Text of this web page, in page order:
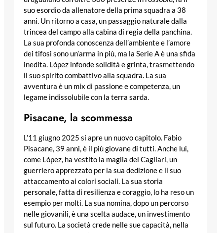
suo esordio da allenatore della prima squadra a 38
anni. Un ritorno a casa, un passaggio naturale dalla
trincea del campo alla cabina di regia della panchina.
La sua profonda conoscenza dell’ambiente e l’amore
dei tifosi sono un’arma in più, ma la Serie A è una sfida
inedita. López infonde solidità e grinta, trasmettendo
il suo spirito combattivo alla squadra. La sua
avventura è un mix di passione e competenza, un
legame indissolubile con la terra sarda.
Pisacane, la scommessa
L’11 giugno 2025 si apre un nuovo capitolo. Fabio
Pisacane, 39 anni, è il più giovane di tutti. Anche lui,
come López, ha vestito la maglia del Cagliari, un
guerriero apprezzato per la sua dedizione e il suo
attaccamento ai colori sociali. La sua storia
personale, fatta di resilienza e coraggio, lo ha reso un
esempio per molti. La sua nomina, dopo un percorso
nelle giovanili, è una scelta audace, un investimento
sul futuro. La società crede nelle sue capacità, nella